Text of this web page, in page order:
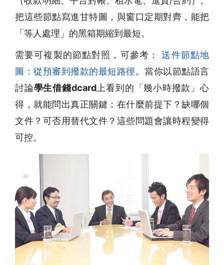
把這些節點寫進甘特圖，與窗口定期對齊，能把
「等人處理」的黑箱期縮到最短。
需要可複製的節點對照，可參考：
送件節點地
圖：從預審到撥款的最短路徑。當你以節點語言
討論學生借錢dcard上看到的「幾小時撥款」心
得，就能問出真正關鍵：在什麼前提下？缺哪個
文件？可否用替代文件？這些問題會讓時程變得
可控。